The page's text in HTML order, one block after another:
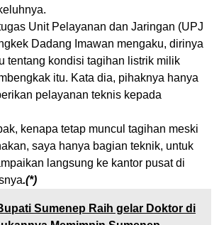
Unit Pelayanan dan Jaringan (UPJ
Dadang Imawan mengaku, dirinya
tentang kondisi tagihan listrik milik
itu. Kata dia, pihaknya hanya
pelayanan teknis kepada
kenapa tetap muncul tagihan meski
saya hanya bagian teknik, untuk
langsung ke kantor pusat di
.(*)
Sumenep Raih gelar Doktor di